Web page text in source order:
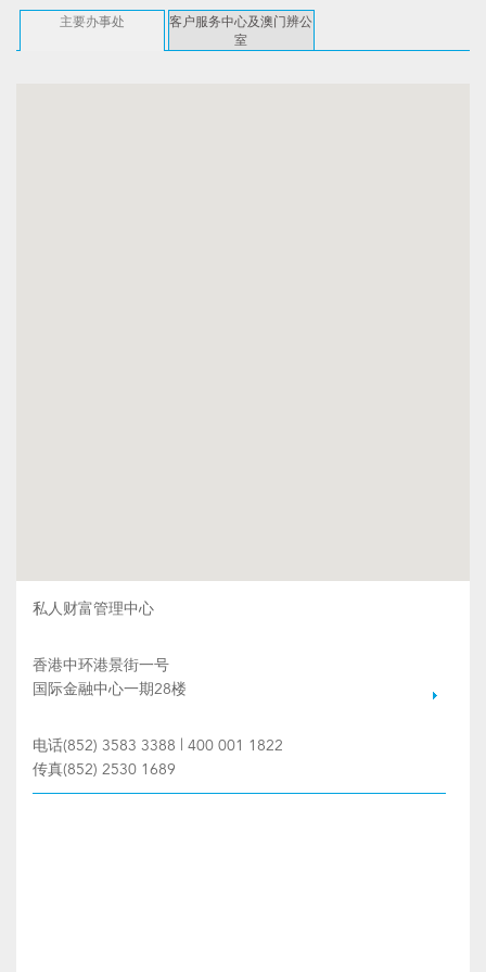
主要办事处
客户服务中心及澳门辨公
室
私人财富管理中心
香港中环港景街一号
国际金融中心一期28楼
电话(852) 3583 3388 | 400 001 1822
传真(852) 2530 1689